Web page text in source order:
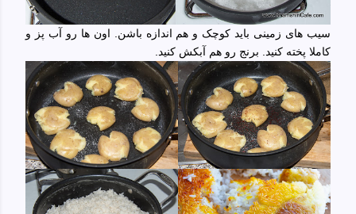
سیب های زمینی باید کوچک و هم اندازه باشن. اون ها رو آب پز و
کاملا پخته کنید. برنج رو هم آبکش کنید.